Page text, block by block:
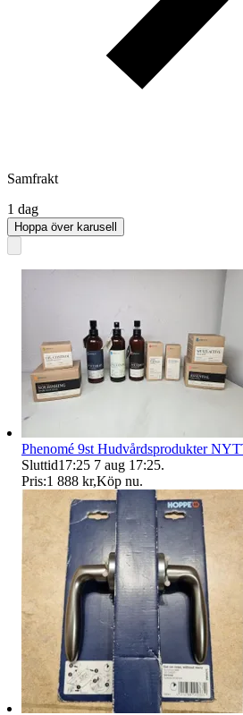
Samfrakt
1 dag
Hoppa över karusell
Phenomé 9st Hudvårdsprodukter
Sluttid17:25 7 aug 17:25.
Pris:1 888 kr,Köp nu.